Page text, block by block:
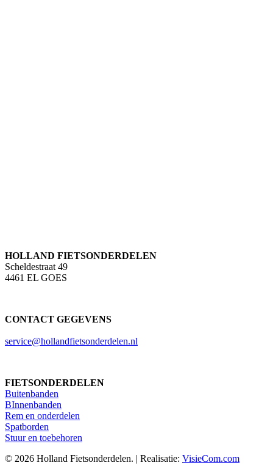
HOLLAND FIETSONDERDELEN
Scheldestraat 49
4461 EL GOES
CONTACT GEGEVENS
service@hollandfietsonderdelen.nl
FIETSONDERDELEN
Buitenbanden
BInnenbanden
Rem en onderdelen
Spatborden
Stuur en toebehoren
© 2026 Holland Fietsonderdelen. | Realisatie: VisieCom.com